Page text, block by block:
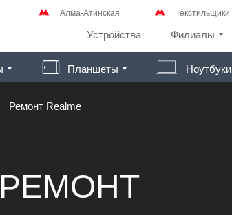
Филиалы
Устройства
Планшеты Ноутбуки
Алма-Атинская Текстильщики
Ремонт Realme